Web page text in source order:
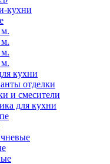
кухни
м.
м.
м.
м.
кухни
отделки
и смесители
для кухни